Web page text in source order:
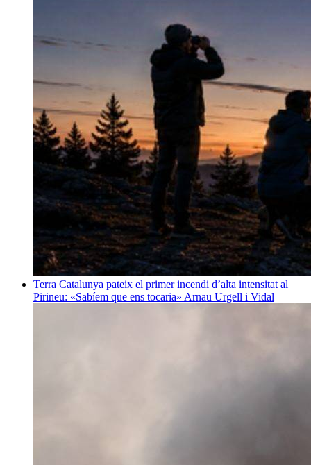
Terra Catalunya pateix el primer incendi d’alta intensitat al
Pirineu: «Sabíem que ens tocaria» Arnau Urgell i Vidal